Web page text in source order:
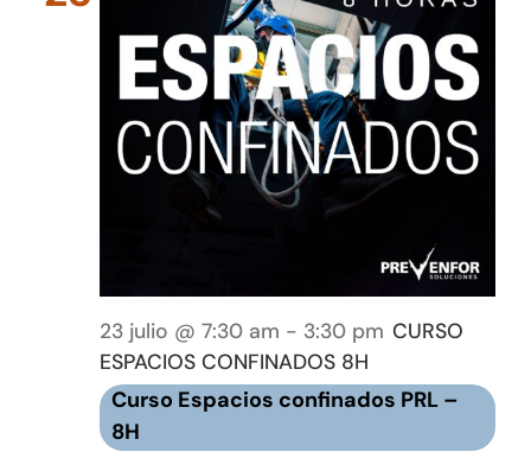
23 julio @ 7:30 am - 3:30 pm CURSO
ESPACIOS CONFINADOS 8H
Curso Espacios confinados PRL –
8H